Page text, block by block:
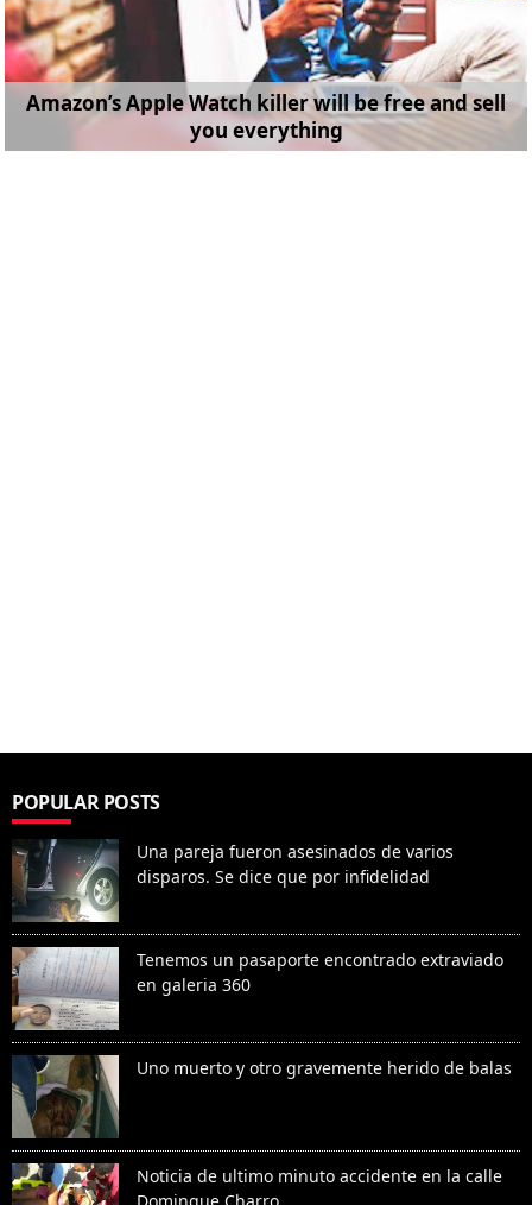
Amazon’s Apple Watch killer will be free and sell
you everything
POPULAR POSTS
Una pareja fueron asesinados de varios
disparos. Se dice que por infidelidad
Tenemos un pasaporte encontrado extraviado
en galeria 360
Uno muerto y otro gravemente herido de balas
Noticia de ultimo minuto accidente en la calle
Domingue Charro